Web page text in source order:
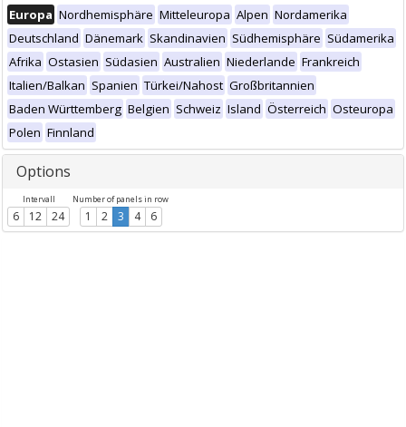
Europa Nordhemisphäre Mitteleuropa Alpen Nordamerika
Deutschland Dänemark Skandinavien Südhemisphäre Südamerika
Afrika Ostasien Südasien Australien Niederlande Frankreich
Italien/Balkan Spanien Türkei/Nahost Großbritannien
Baden Württemberg Belgien Schweiz Island Österreich Osteuropa
Polen Finnland
Options
Intervall
6 12 24
Number of panels in row
1 2 3 4 6